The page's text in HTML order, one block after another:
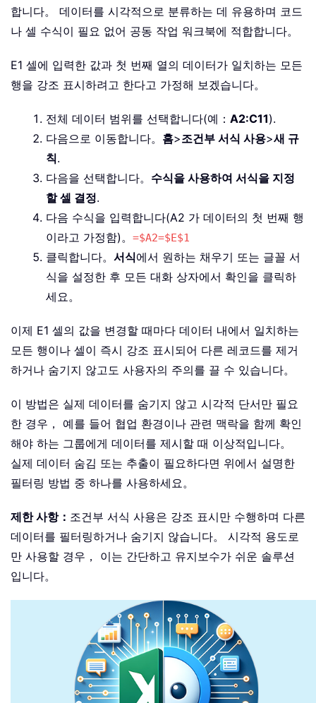
합니다。 데이터를 시각적으로 분류하는 데 유용하며 코드
나 셀 수식이 필요 없어 공동 작업 워크북에 적합합니다。
E1 셀에 입력한 값과 첫 번째 열의 데이터가 일치하는 모든
행을 강조 표시하려고 한다고 가정해 보겠습니다。
전체 데이터 범위를 선택합니다(예： A2:C11).
다음으로 이동합니다。 홈>조건부 서식 사용>새 규
칙.
다음을 선택합니다。 수식을 사용하여 서식을 지정
할 셀 결정.
다음 수식을 입력합니다(A2 가 데이터의 첫 번째 행
이라고 가정함)。 =$A2=$E$1
클릭합니다。 서식에서 원하는 채우기 또는 글꼴 서
식을 설정한 후 모든 대화 상자에서 확인을 클릭하
세요。
이제 E1 셀의 값을 변경할 때마다 데이터 내에서 일치하는
모든 행이나 셀이 즉시 강조 표시되어 다른 레코드를 제거
하거나 숨기지 않고도 사용자의 주의를 끌 수 있습니다。
이 방법은 실제 데이터를 숨기지 않고 시각적 단서만 필요
한 경우， 예를 들어 협업 환경이나 관련 맥락을 함께 확인
해야 하는 그룹에게 데이터를 제시할 때 이상적입니다。
실제 데이터 숨김 또는 추출이 필요하다면 위에서 설명한
필터링 방법 중 하나를 사용하세요。
제한 사항： 조건부 서식 사용은 강조 표시만 수행하며 다른
데이터를 필터링하거나 숨기지 않습니다。 시각적 용도로
만 사용할 경우， 이는 간단하고 유지보수가 쉬운 솔루션
입니다。